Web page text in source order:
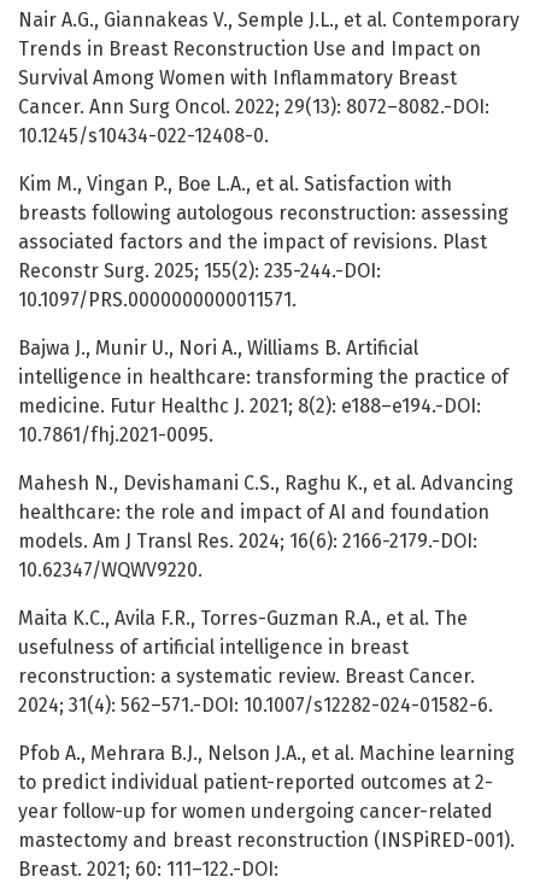
Nair A.G., Giannakeas V., Semple J.L., et al. Contemporary
Trends in Breast Reconstruction Use and Impact on
Survival Among Women with Inflammatory Breast
Cancer. Ann Surg Oncol. 2022; 29(13): 8072–8082.-DOI:
10.1245/s10434-022-12408-0.
Kim M., Vingan P., Boe L.A., et al. Satisfaction with
breasts following autologous reconstruction: assessing
associated factors and the impact of revisions. Plast
Reconstr Surg. 2025; 155(2): 235-244.-DOI:
10.1097/PRS.0000000000011571.
Bajwa J., Munir U., Nori A., Williams B. Artificial
intelligence in healthcare: transforming the practice of
medicine. Futur Healthc J. 2021; 8(2): e188–e194.-DOI:
10.7861/fhj.2021-0095.
Mahesh N., Devishamani C.S., Raghu K., et al. Advancing
healthcare: the role and impact of AI and foundation
models. Am J Transl Res. 2024; 16(6): 2166-2179.-DOI:
10.62347/WQWV9220.
Maita K.C., Avila F.R., Torres-Guzman R.A., et al. The
usefulness of artificial intelligence in breast
reconstruction: a systematic review. Breast Cancer.
2024; 31(4): 562–571.-DOI: 10.1007/s12282-024-01582-6.
Pfob A., Mehrara B.J., Nelson J.A., et al. Machine learning
to predict individual patient-reported outcomes at 2-
year follow-up for women undergoing cancer-related
mastectomy and breast reconstruction (INSPiRED-001).
Breast. 2021; 60: 111–122.-DOI: